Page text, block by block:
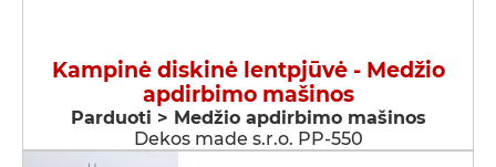
Kampinė diskinė lentpjūvė - Medžio
apdirbimo mašinos
Parduoti > Medžio apdirbimo mašinos
Dekos made s.r.o. PP-550